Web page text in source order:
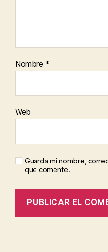
Nombre *
Web
Guarda mi nombre,
que comente.